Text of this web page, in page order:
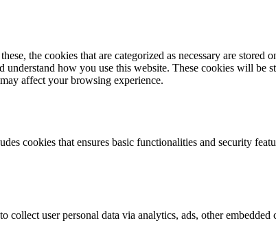
the cookies that are categorized as necessary are stored
how you use this website. These cookies will be
affect your browsing experience.
cookies that ensures basic functionalities and security
user personal data via analytics, ads, other embedded